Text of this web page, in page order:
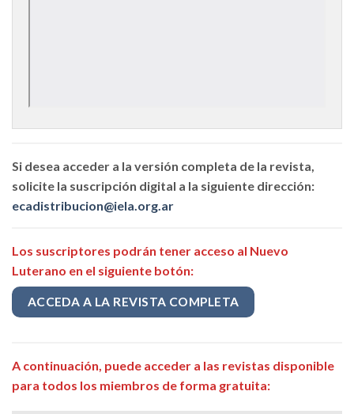
Si desea acceder a la versión completa de la revista,
solicite la suscripción digital a la siguiente dirección:
ecadistribucion@iela.org.ar
Los suscriptores podrán tener acceso al Nuevo
Luterano en el siguiente botón:
ACCEDA A LA REVISTA COMPLETA
A continuación, puede acceder a las revistas disponible
para todos los miembros de forma gratuita: